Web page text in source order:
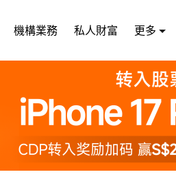
機構業務 私人財富 更多